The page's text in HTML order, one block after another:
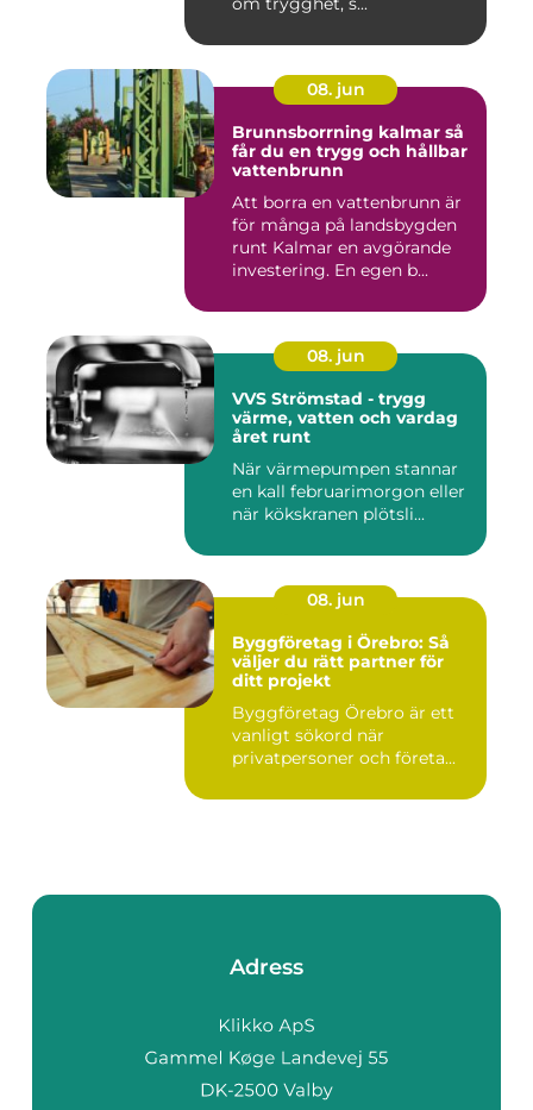
08. jun
Brunnsborrning kalmar så
får du en trygg och hållbar
vattenbrunn
Att borra en vattenbrunn är
för många på landsbygden
runt Kalmar en avgörande
investering. En egen b...
08. jun
VVS Strömstad - trygg
värme, vatten och vardag
året runt
När värmepumpen stannar
en kall februarimorgon eller
när kökskranen plötsli...
08. jun
Byggföretag i Örebro: Så
väljer du rätt partner för
ditt projekt
Byggföretag Örebro är ett
vanligt sökord när
privatpersoner och företa...
Adress